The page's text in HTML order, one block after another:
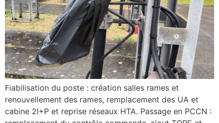
Fiabilisation du poste : création salles rames et
renouvellement des rames, remplacement des UA et
cabine 2I+P et reprise réseaux HTA. Passage en PCCN :